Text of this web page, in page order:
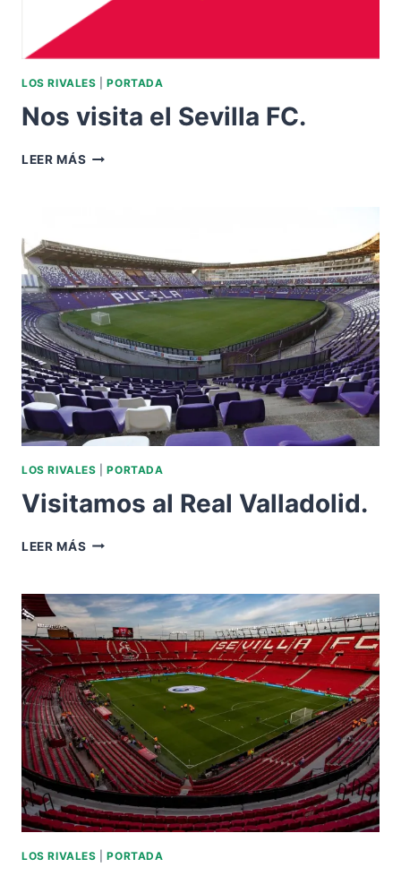
LOS RIVALES |PORTADA
Nos visita el Sevilla FC.
LEER MÁS NOS
LOS RIVALES |PORTADA
Visitamos al Real Valladolid.
LEER MÁS VISITAMOS
VALLADOLID.
LOS RIVALES |PORTADA